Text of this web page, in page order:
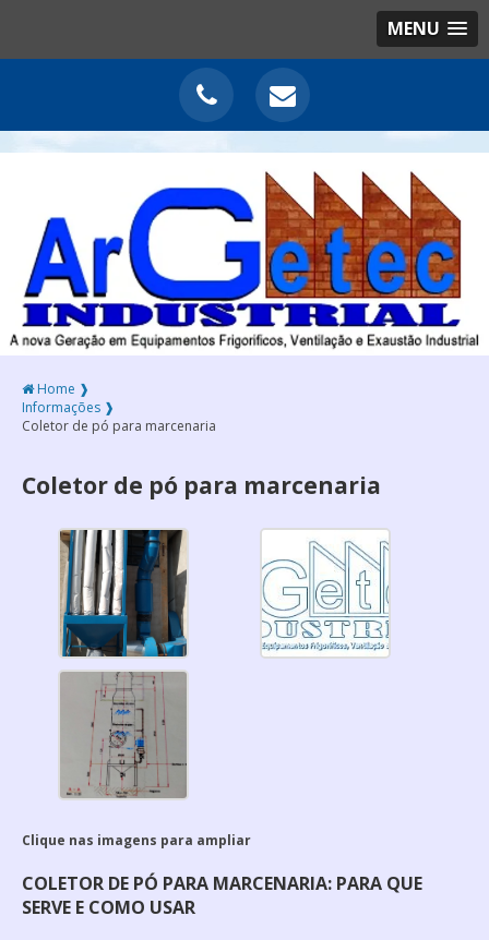
MENU
Home ❱
Informações ❱
Coletor de pó para marcenaria
Coletor de pó para marcenaria
Clique nas imagens para ampliar
COLETOR DE PÓ PARA MARCENARIA: PARA QUE
SERVE E COMO USAR